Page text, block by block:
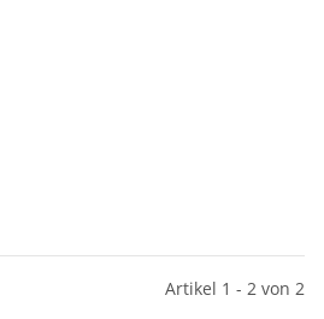
Artikel 1 - 2 von 2